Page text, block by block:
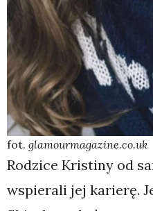
fot. glamourmagazine.co.uk
Rodzice Kristiny od
wspierali jej karierę.